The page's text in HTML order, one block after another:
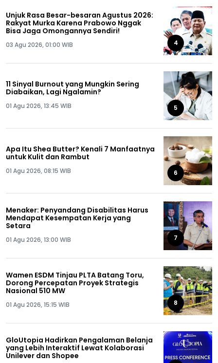
Unjuk Rasa Besar-besaran Agustus 2026:
Rakyat Murka Karena Prabowo Nggak
Bisa Jaga Omongannya Sendiri!
03 Agu 2026, 01:00 WIB 4
11 Sinyal Burnout yang Mungkin Sering
Diabaikan, Lagi Ngalamin?
01 Agu 2026, 13:45 WIB 5
Apa Itu Shea Butter? Kenali 7 Manfaatnya
untuk Kulit dan Rambut
01 Agu 2026, 08:15 WIB 6
Menaker: Penyandang Disabilitas Harus
Mendapat Kesempatan Kerja yang
Setara
01 Agu 2026, 13:00 WIB 7
Wamen ESDM Tinjau PLTA Batang Toru,
Dorong Percepatan Proyek Strategis
Nasional 510 MW
01 Agu 2026, 15:15 WIB 8
GloUtopia Hadirkan Pengalaman Belanja
yang Lebih Interaktif Lewat Kolaborasi
Unilever dan Shopee